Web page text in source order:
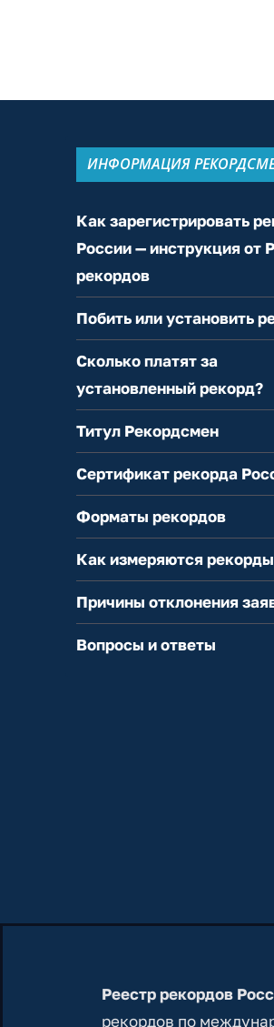
ИНФОРМАЦИЯ
Как зарегистрировать
России — инструкция от
рекордов
Побить или установить
Сколько платят за
установленный рекорд?
Титул Рекордсмен
Сертификат рекорда
Форматы рекордов
Как измеряются
Причины отклонения
Вопросы и ответы
Реестр рекордов
рекордов по